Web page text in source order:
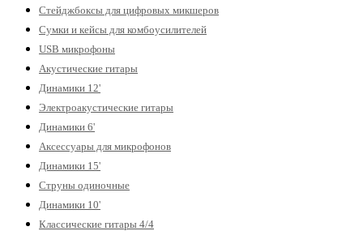
Стейджбоксы для цифровых микшеров
Сумки и кейсы для комбоусилителей
USB микрофоны
Акустические гитары
Динамики 12'
Электроакустические гитары
Динамики 6'
Аксессуары для микрофонов
Динамики 15'
Струны одиночные
Динамики 10'
Классические гитары 4/4